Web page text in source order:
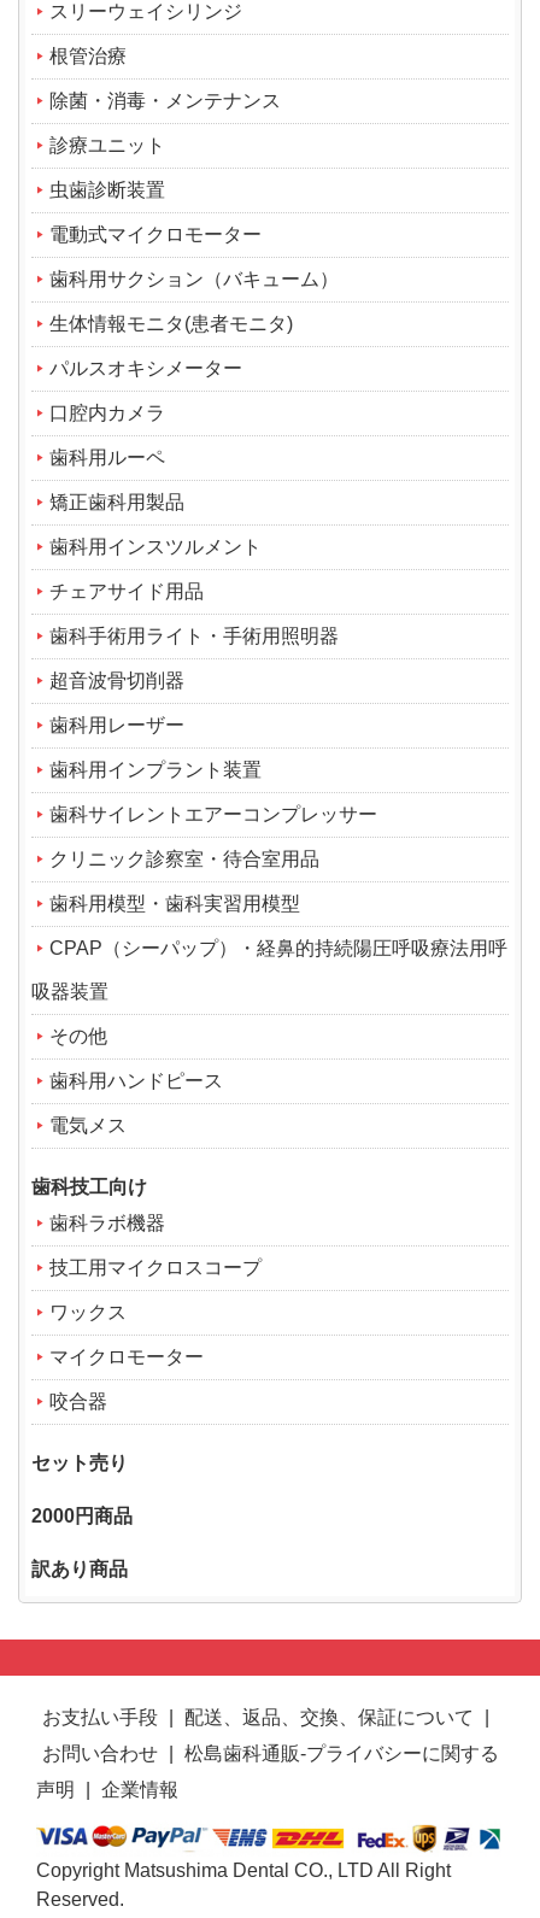
スリーウェイシリンジ
根管治療
除菌・消毒・メンテナンス
診療ユニット
虫歯診断装置
電動式マイクロモーター
歯科用サクション（バキューム）
生体情報モニタ(患者モニタ)
パルスオキシメーター
口腔内カメラ
歯科用ルーペ
矯正歯科用製品
歯科用インスツルメント
チェアサイド用品
歯科手術用ライト・手術用照明器
超音波骨切削器
歯科用レーザー
歯科用インプラント装置
歯科サイレントエアーコンプレッサー
クリニック診察室・待合室用品
歯科用模型・歯科実習用模型
CPAP（シーパップ）・経鼻的持続陽圧呼吸療法用呼
吸器装置
その他
歯科用ハンドピース
電気メス
歯科技工向け
歯科ラボ機器
技工用マイクロスコープ
ワックス
マイクロモーター
咬合器
セット売り
2000円商品
訳あり商品
お支払い手段 配送、返品、交換、保証について
お問い合わせ
松島歯科通販-プライバシーに関する
声明
企業情報
Copyright Matsushima Dental CO., LTD All Right
Reserved.